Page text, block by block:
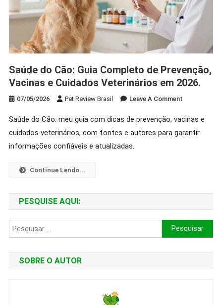
Saúde do Cão: Guia Completo de Prevenção,
Vacinas e Cuidados Veterinários em 2026.
07/05/2026 Pet Review Brasil Leave A CommentOn
Do
Cão:
Cuidados
Saúde do Cão: meu guia com dicas de prevenção, vacinas e
cuidados veterinários, com fontes e autores para garantir
informações confiáveis e atualizadas.
Continue Lendo...
PESQUISE AQUI:
Pesquisar
por:
SOBRE O AUTOR